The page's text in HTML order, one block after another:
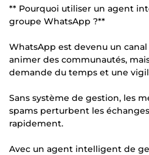
** Pourquoi utiliser un agent
groupe WhatsApp ?**
WhatsApp est devenu un
animer des communautés,
demande du temps et une
Sans système de gestion, les
spams perturbent les
rapidement.
Avec un agent intelligent de